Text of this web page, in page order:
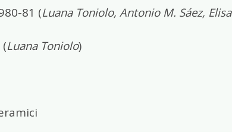
81 (Luana Toniolo, Antonio M. Sáez, Elisa
Luana Toniolo)